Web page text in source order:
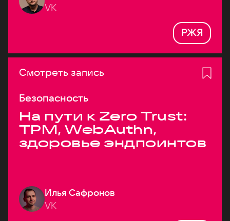
VK
РЖЯ
Смотреть запись
Безопасность
На пути к Zero Trust:
TPM, WebAuthn,
здоровье эндпоинтов
Илья Сафронов
VK